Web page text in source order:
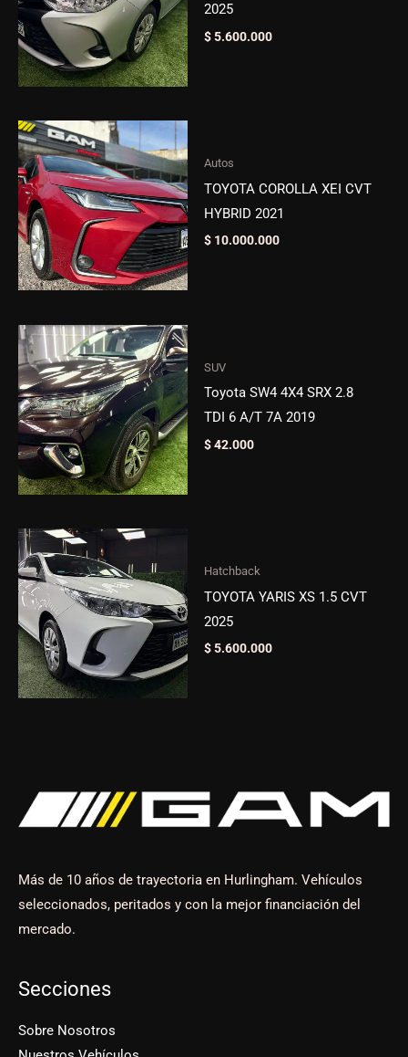
2025
$5.600.000
Autos
TOYOTA COROLLA XEI CVT
HYBRID 2021
$ 10.000.000
SUV
Toyota SW4 4X4 SRX 2.8
TDI 6 A/T 7A 2019
$42.000
Hatchback
TOYOTA YARIS XS 1.5 CVT
2025
$5.600.000
Más de 10 años de trayectoria en Hurlingham. Vehículos
seleccionados, peritados y con la mejor financiación del
mercado.
Secciones
Sobre Nosotros